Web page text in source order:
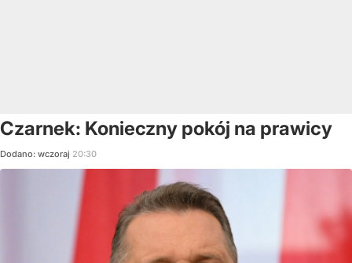
Czarnek: Konieczny pokój na prawicy
Dodano: wczoraj 20:30